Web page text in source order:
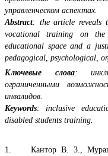
управленческом аспектах.
Abstract: the article reveals
vocational training on
educational space and a
pedagogical, psychological,
Ключевые слова:
ограниченными
инвалидов.
Keywords: inclusive
disabled students training.
1. Кантор В. 3.,